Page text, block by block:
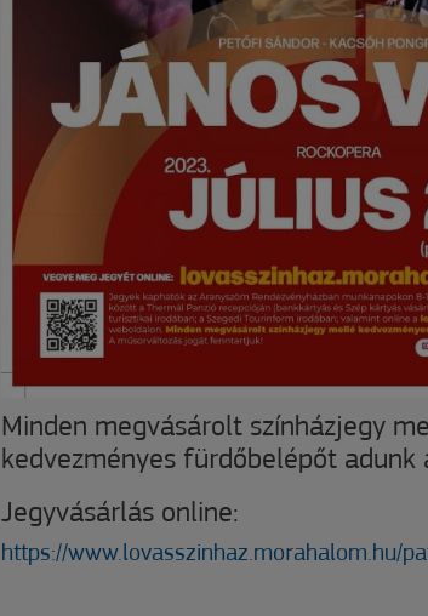
Minden megvásárolt színházjegy
kedvezményes fürdőbelépőt adunk
Jegyvásárlás online:
https://www.lovasszinhaz.morahalom.hu/